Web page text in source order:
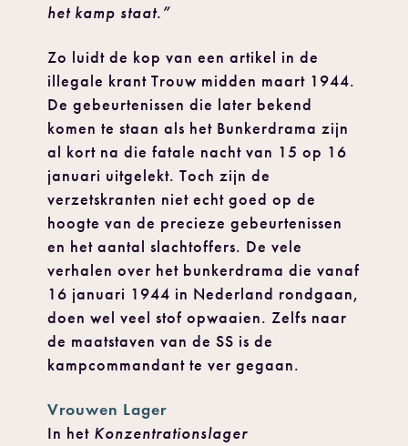
het kamp staat.”
Zo luidt de kop van een artikel in de
illegale krant Trouw midden maart 1944.
De gebeurtenissen die later bekend
komen te staan als het Bunkerdrama zijn
al kort na die fatale nacht van 15 op 16
januari uitgelekt. Toch zijn de
verzetskranten niet echt goed op de
hoogte van de precieze gebeurtenissen
en het aantal slachtoffers. De vele
verhalen over het bunkerdrama die vanaf
16 januari 1944 in Nederland rondgaan,
doen wel veel stof opwaaien. Zelfs naar
de maatstaven van de SS is de
kampcommandant te ver gegaan.
Vrouwen Lager
In het Konzentrationslager